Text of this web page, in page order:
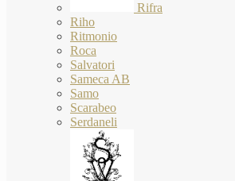
Rifra
Riho
Ritmonio
Roca
Salvatori
Sameca AB
Samo
Scarabeo
Serdaneli